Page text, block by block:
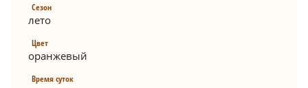
Сезон
лето
Цвет
оранжевый
Время суток